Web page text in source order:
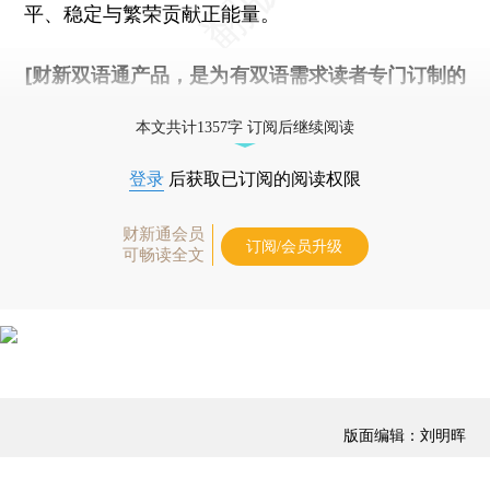
平、稳定与繁荣贡献正能量。
[财新双语通产品，是为有双语需求读者专门订制的
本文共计1357字 订阅后继续阅读
登录 后获取已订阅的阅读权限
财新通会员
可畅读全文
订阅/会员升级
版面编辑：刘明晖